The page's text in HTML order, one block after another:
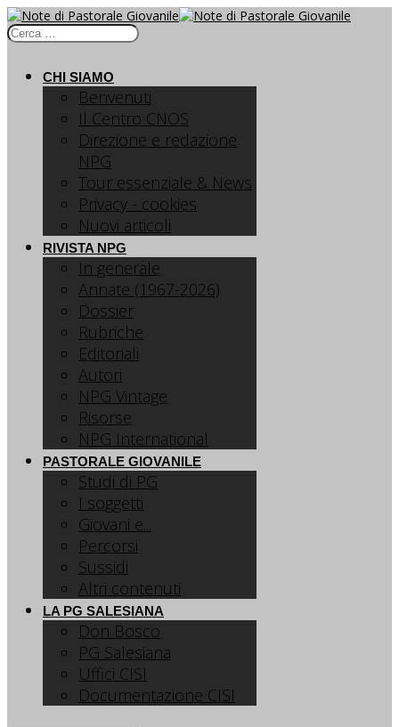
CHI SIAMO
Benvenuti
Il Centro CNOS
Direzione e redazione
NPG
Tour essenziale & News
Privacy - cookies
Nuovi articoli
RIVISTA NPG
In generale
Annate (1967-2026)
Dossier
Rubriche
Editoriali
Autori
NPG Vintage
Risorse
NPG International
PASTORALE GIOVANILE
Studi di PG
I soggetti
Giovani e...
Percorsi
Sussidi
Altri contenuti
LA PG SALESIANA
Don Bosco
PG Salesiana
Uffici CISI
Documentazione CISI